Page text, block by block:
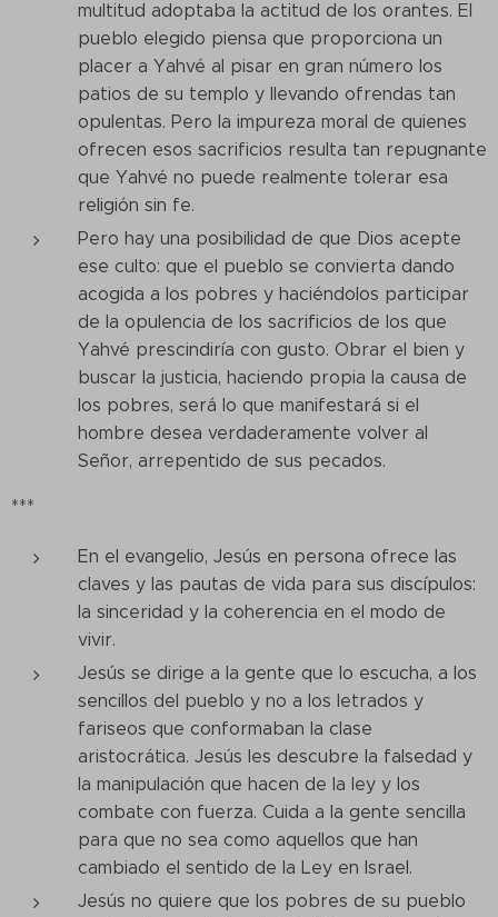
multitud adoptaba la actitud de los orantes. El
pueblo elegido piensa que proporciona un
placer a Yahvé al pisar en gran número los
patios de su templo y llevando ofrendas tan
opulentas. Pero la impureza moral de quienes
ofrecen esos sacrificios resulta tan repugnante
que Yahvé no puede realmente tolerar esa
religión sin fe.
Pero hay una posibilidad de que Dios acepte
ese culto: que el pueblo se convierta dando
acogida a los pobres y haciéndolos participar
de la opulencia de los sacrificios de los que
Yahvé prescindiría con gusto. Obrar el bien y
buscar la justicia, haciendo propia la causa de
los pobres, será lo que manifestará si el
hombre desea verdaderamente volver al
Señor, arrepentido de sus pecados.
***
En el evangelio, Jesús en persona ofrece las
claves y las pautas de vida para sus discípulos:
la sinceridad y la coherencia en el modo de
vivir.
Jesús se dirige a la gente que lo escucha, a los
sencillos del pueblo y no a los letrados y
fariseos que conformaban la clase
aristocrática. Jesús les descubre la falsedad y
la manipulación que hacen de la ley y los
combate con fuerza. Cuida a la gente sencilla
para que no sea como aquellos que han
cambiado el sentido de la Ley en Israel.
Jesús no quiere que los pobres de su pueblo